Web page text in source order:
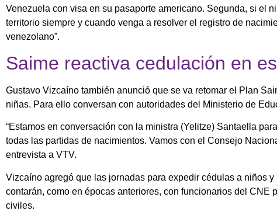
Venezuela con visa en su pasaporte americano. Segunda, si el
territorio siempre y cuando venga a resolver el registro de
venezolano”.
Saime reactiva cedulación en
Gustavo Vizcaíno también anunció que se va retomar el Plan
niñas. Para ello conversan con autoridades del Ministerio de
“Estamos en conversación con la ministra (Yelitze) Santaella
todas las partidas de nacimientos. Vamos con el Consejo
entrevista a VTV.
Vizcaíno agregó que las jornadas para expedir cédulas a niños
contarán, como en épocas anteriores, con funcionarios del CNE
civiles.